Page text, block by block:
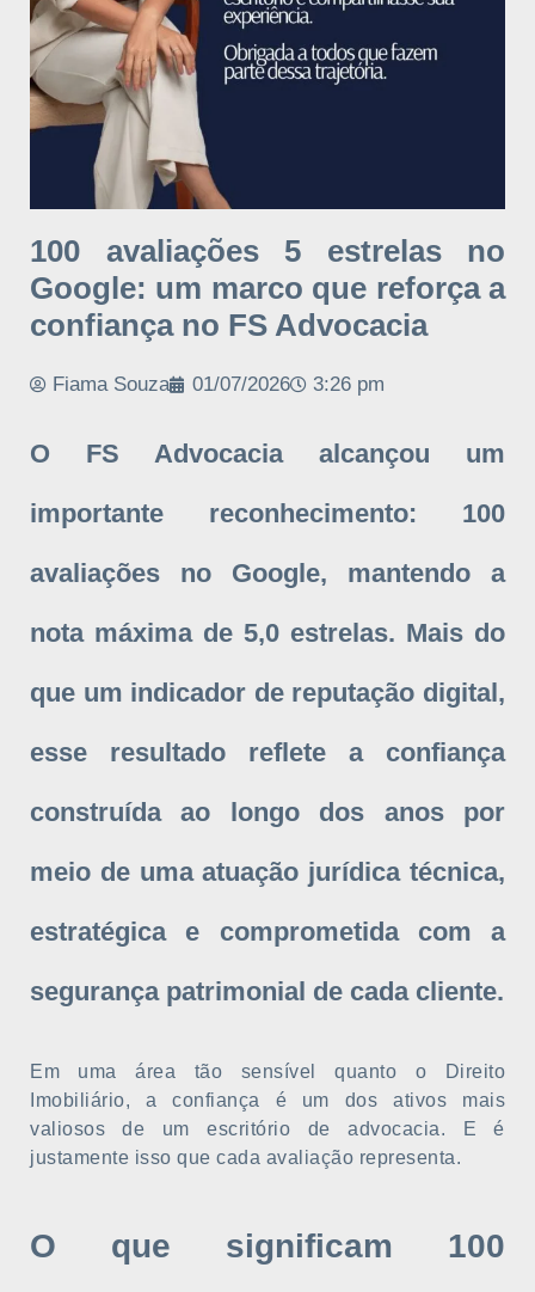
100 avaliações 5 estrelas no
Google: um marco que reforça a
confiança no FS Advocacia
Fiama Souza 01/07/2026 3:26 pm
O FS Advocacia alcançou um
importante reconhecimento: 100
avaliações no Google, mantendo a
nota máxima de 5,0 estrelas. Mais do
que um indicador de reputação digital,
esse resultado reflete a confiança
construída ao longo dos anos por
meio de uma atuação jurídica técnica,
estratégica e comprometida com a
segurança patrimonial de cada cliente.
Em uma área tão sensível quanto o Direito
Imobiliário, a confiança é um dos ativos mais
valiosos de um escritório de advocacia. E é
justamente isso que cada avaliação representa.
O que significam 100